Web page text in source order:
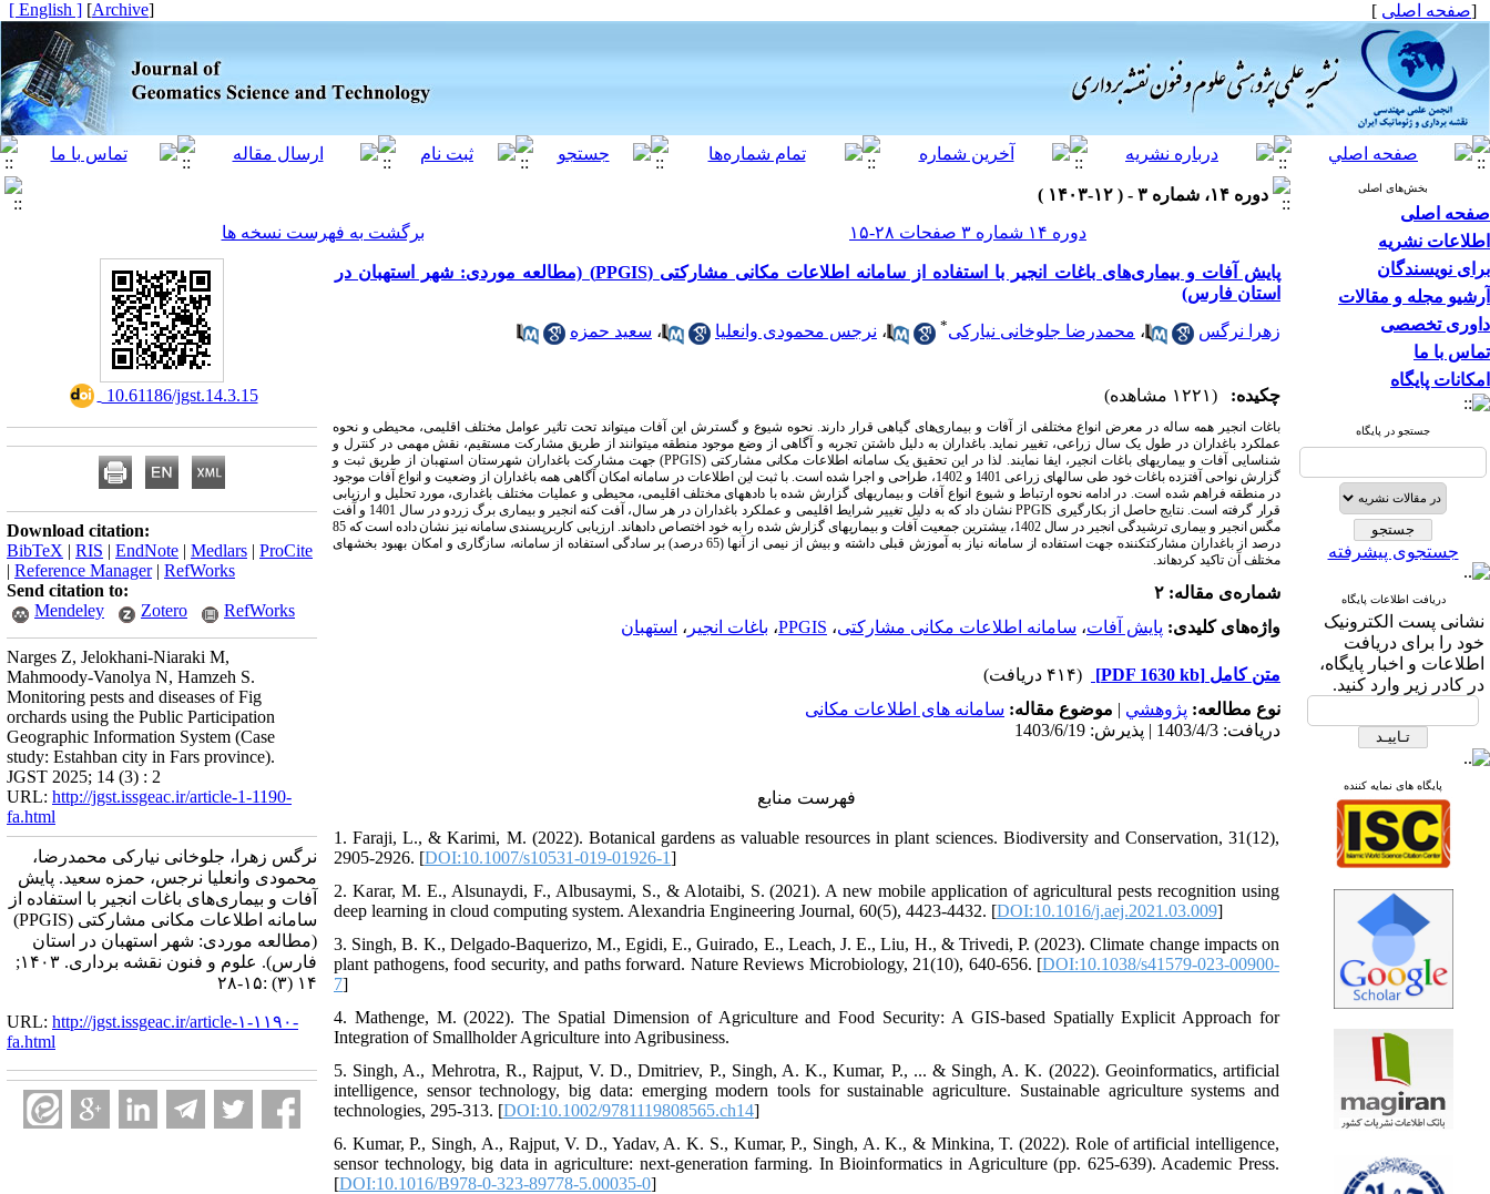
[صفحه اصلی ]
[
Archive
]
[ English ]
بخش‌های اصلی
صفحه اصلی
اطلاعات نشریه
برای نویسندگان
آرشیو مجله و مقالات
داوری تخصصی
تماس با ما
امکانات پایگاه
جستجو در پایگاه
جستجوی پیشرفته
دریافت اطلاعات پایگاه
نشانی پست الکترونیک
خود را برای دریافت
اطلاعات و اخبار پایگاه،
در کادر زیر وارد کنید.
پایگاه های نمایه کننده
دوره ۱۴، شماره ۳ - ( ۱۲-۱۴۰۳ )
دوره ۱۴ شماره ۳ صفحات ۲۸-۱۵
برگشت به فهرست نسخه ها
پایش آفات و بیماری‌های باغات انجیر با استفاده از سامانه اطلاعات مکانی مشارکتی (PPGIS) (مطالعه موردی: شهر استهبان در
استان فارس)
زهرا نرگس ، محمدرضا جلوخانی نیارکی* ، نرجس محمودی وانعلیا ، سعید حمزه
چکیده: (۱۲۲۱ مشاهده)
باغات انجیر همه ساله در معرض انواع مختلفی از آفات و بیماری‌های گیاهی قرار دارند. نحوه شیوع و گسترش این آفات می­تواند تحت تاثیر عوامل مختلف اقلیمی، محیطی و نحوه
عملکرد باغداران در طول یک سال زراعی، تغییر نماید. باغداران به دلیل داشتن تجربه و آگاهی از وضع موجود منطقه میتوانند از طریق مشارکت مستقیم، نقش مهمی در کنترل و
شناسایی آفات و بیماریهای باغات انجیر، ایفا نمایند. لذا در این تحقیق یک سامانه اطلاعات مکانی مشارکتی (PPGIS) جهت مشارکت باغداران شهرستان استهبان از طریق ثبت و
گزارش نواحی آفتزده باغات خود طی سال
های زراعی 1401 و 1402، طراحی و اجرا شده است. با ثبت این اطلاعات در سامانه امکان آگاهی همه باغداران از وضعیت و انواع آفات موجود
در منطقه فراهم شده است. در ادامه نحوه ارتباط و شیوع انواع آفات و بیماریهای گزارش شده با دادههای مختلف اقلیمی، محیطی و عملیات مختلف باغداری، مورد تحلیل و ارزیابی
قرار گرفته است. نتایج حاصل از بکارگیری PPGIS
نشان داد که به دلیل تغییر شرایط اقلیمی و عملکرد باغداران در هر سال، آفت کنه انجیر و بیماری برگ زردو در سال 1401 و آفت
مگس انجیر و بیماری ترشیدگی انجیر در سال 1402، بیشترین جمعیت آفات و بیماری
های گزارش شده را به خود اختصاص داده
اند. ارزیابی کاربرپسندی سامانه نیز نشان داده است که 85
درصد از باغداران مشارکت­کننده جهت استفاده از سامانه نیاز به آموزش قبلی داشته و بیش از نیمی از آنها (65 درصد) بر سادگی استفاده از سامانه، سازگاری و امکان بهبود بخش
های
مختلف آن تاکید کردهاند.
شماره‌ی مقاله: ۲
واژه‌های کلیدی: پایش آفات، سامانه اطلاعات مکانی مشارکتی، PPGIS، باغات انجیر ، استهبان
متن کامل [PDF 1630 kb]
(۴۱۴ دریافت)
نوع مطالعه: پژوهشي | موضوع مقاله: سامانه های اطلاعات مکانی
دریافت: 1403/4/3 | پذیرش: 1403/6/19
فهرست منابع
1. Faraji, L., & Karimi, M. (2022). Botanical gardens as valuable resources in plant sciences. Biodiversity and Conservation, 31(12),
2905-2926. [DOI:10.1007/s10531-019-01926-1]
2. Karar, M. E., Alsunaydi, F., Albusaymi, S., & Alotaibi, S. (2021). A new mobile application of agricultural pests recognition using
deep learning in cloud computing system. Alexandria Engineering Journal, 60(5), 4423-4432. [DOI:10.1016/j.aej.2021.03.009]
3. Singh, B. K., Delgado-Baquerizo, M., Egidi, E., Guirado, E., Leach, J. E., Liu, H., & Trivedi, P. (2023). Climate change impacts on
plant pathogens, food security, and paths forward. Nature Reviews Microbiology, 21(10), 640-656. [DOI:10.1038/s41579-023-00900-
7]
4. Mathenge, M. (2022). The Spatial Dimension of Agriculture and Food Security: A GIS-based Spatially Explicit Approach for
Integration of Smallholder Agriculture into Agribusiness.
5. Singh, A., Mehrotra, R., Rajput, V. D., Dmitriev, P., Singh, A. K., Kumar, P., ... & Singh, A. K. (2022). Geoinformatics, artificial
intelligence, sensor technology, big data: emerging modern tools for sustainable agriculture. Sustainable agriculture systems and
technologies, 295-313. [DOI:10.1002/9781119808565.ch14]
6. Kumar, P., Singh, A., Rajput, V. D., Yadav, A. K. S., Kumar, P., Singh, A. K., & Minkina, T. (2022). Role of artificial intelligence,
sensor technology, big data in agriculture: next-generation farming. In Bioinformatics in Agriculture (pp. 625-639). Academic Press.
[DOI:10.1016/B978-0-323-89778-5.00035-0]
‎ 10.61186/jgst.14.3.15
Download citation:
BibTeX | RIS | EndNote | Medlars | ProCite
| Reference Manager| RefWorks
Send citation to:
Mendeley
Zotero RefWorks
Narges Z, Jelokhani-Niaraki M,
Mahmoody-Vanolya N, Hamzeh S.
Monitoring pests and diseases of Fig
orchards using the Public Participation
Geographic Information System (Case
study: Estahban city in Fars province).
JGST 2025; 14 (3) : 2
URL: http://jgst.issgeac.ir/article-1-1190-
fa.html
نرگس زهرا، جلوخانی نیارکی محمدرضا،
محمودی وانعلیا نرجس، حمزه سعید. پایش
آفات و بیماری‌های باغات انجیر با استفاده از
سامانه اطلاعات مکانی مشارکتی (PPGIS)
(مطالعه موردی: شهر استهبان در استان
فارس). علوم و فنون نقشه برداری. ۱۴۰۳;
۱۴ (۳) :۱۵-۲۸
URL: http://jgst.issgeac.ir/article-۱-۱۱۹۰-
fa.html